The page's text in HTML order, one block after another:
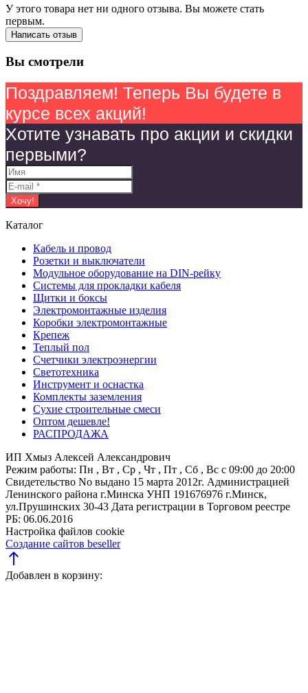
У этого товара нет ни одного отзыва. Вы можете стать
первым.
Написать отзыв
Вы смотрели
Поздравляем! Теперь Вы будете в
курсе всех акций!
Хотите узнавать про акции и скидки
первыми?
Каталог
Кабель и провод
Розетки и выключатели
Модульное оборудование на DIN-рейку
Системы для прокладки кабеля
Щитки и боксы
Электромонтажные изделия
Коробки электромонтажные
Крепеж
Теплый пол
Счетчики электроэнергии
Светотехника
Инструмент и оснастка
Комплекты заземления
Сухие строительные смеси
Оптом дешевле!
РАСПРОДАЖА
ИП Хмыз Алексей Александрович
Режим работы: Пн , Вт , Ср , Чт , Пт , Сб , Вс c 09:00 до 20:00
Свидетельство No выдано 15 марта 2012г. Администрацией
Ленинского района г.Минска УНП 191676976 г.Минск,
ул.Прушинских 30-43 Дата регистрации в Торговом реестре
РБ: 06.06.2016
Настройка файлов cookie
Создание сайтов beseller
north
Добавлен в корзину: